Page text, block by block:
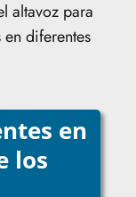
altavoz para
diferentes
en
los